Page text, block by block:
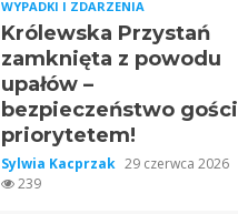
WYPADKI I ZDARZENIA
Królewska Przystań
zamknięta z powodu
upałów –
bezpieczeństwo gości
priorytetem!
Sylwia Kacprzak 29 czerwca 2026
239